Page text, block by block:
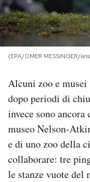
NEWSLETTER
I MIEI PREFERITI
SHOP
CALENDARIO
AREA PERSONALE
Area Personale
(EPA/OMER MESSINGER/
Alcuni zoo e musei
dopo periodi di
invece sono
museo Nelson-
e di uno zoo della
collaborare: tre
le stanze vuote del